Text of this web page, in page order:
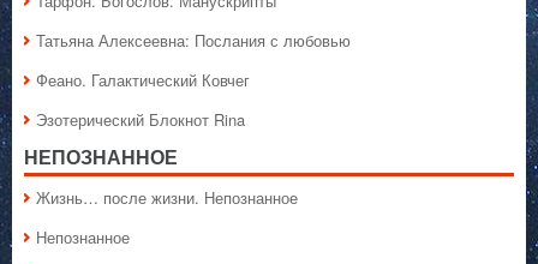
Татьяна Алексеевна: Послания с любовью
Феано. Галактический Ковчег
Эзотерический Блокнот Rina
НЕПОЗНАННОЕ
Жизнь… после жизни. Непознанное
Непознанное